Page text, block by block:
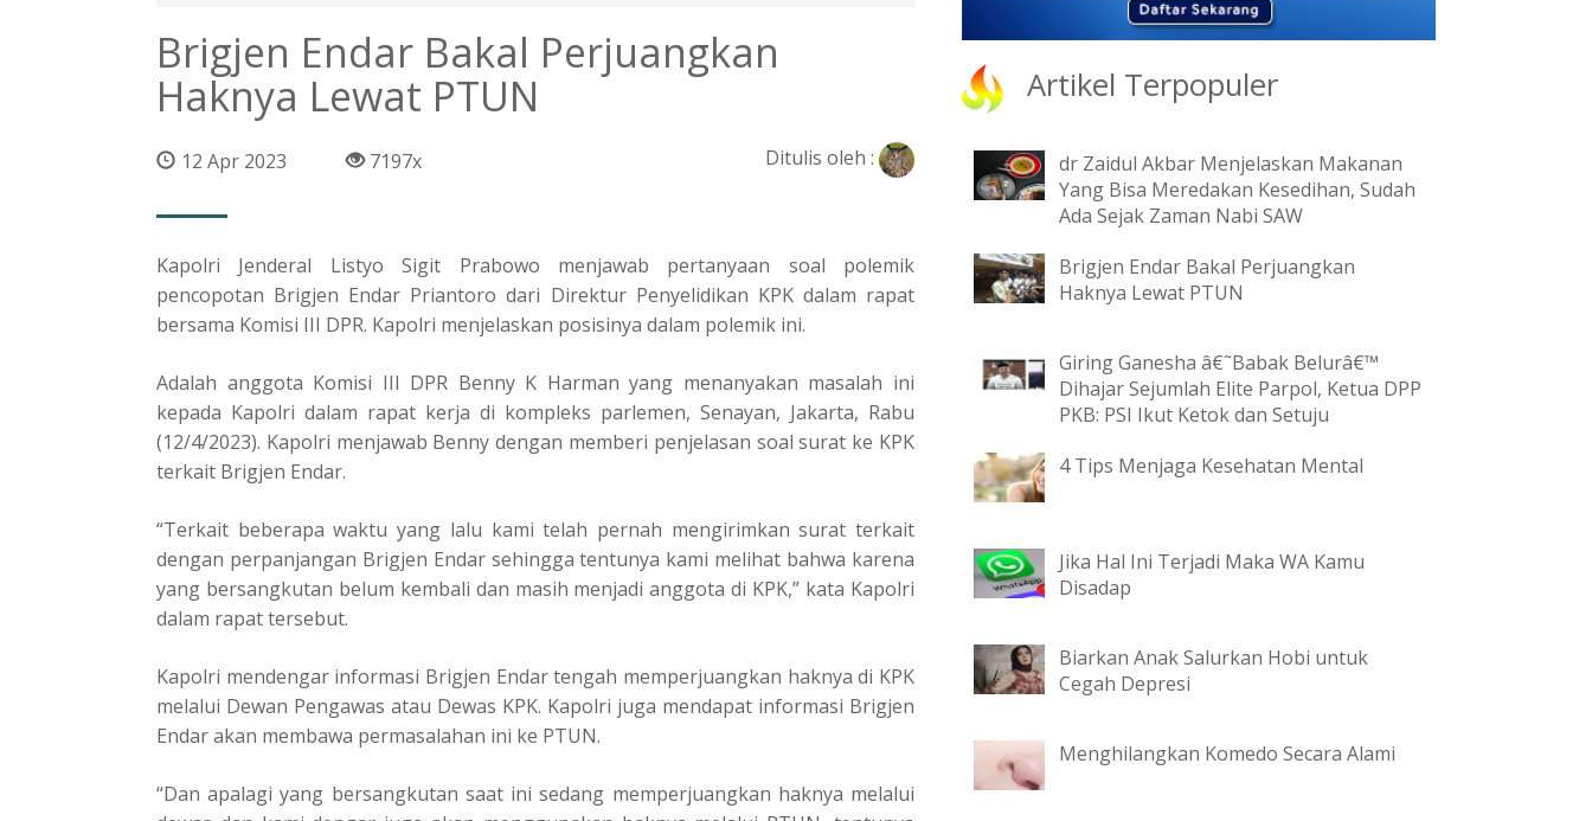
Brigjen Endar Bakal Perjuangkan
Haknya Lewat PTUN
12 Apr 2023 7197x Ditulis oleh :
Kapolri Jenderal Listyo Sigit Prabowo menjawab pertanyaan soal polemik
pencopotan Brigjen Endar Priantoro dari Direktur Penyelidikan KPK dalam rapat
bersama Komisi III DPR. Kapolri menjelaskan posisinya dalam polemik ini.
Adalah anggota Komisi III DPR Benny K Harman yang menanyakan masalah ini
kepada Kapolri dalam rapat kerja di kompleks parlemen, Senayan, Jakarta, Rabu
(12/4/2023). Kapolri menjawab Benny dengan memberi penjelasan soal surat ke KPK
terkait Brigjen Endar.
“Terkait beberapa waktu yang lalu kami telah pernah mengirimkan surat terkait
dengan perpanjangan Brigjen Endar sehingga tentunya kami melihat bahwa karena
yang bersangkutan belum kembali dan masih menjadi anggota di KPK,” kata Kapolri
dalam rapat tersebut.
Kapolri mendengar informasi Brigjen Endar tengah memperjuangkan haknya di KPK
melalui Dewan Pengawas atau Dewas KPK. Kapolri juga mendapat informasi Brigjen
Endar akan membawa permasalahan ini ke PTUN.
“Dan apalagi yang bersangkutan saat ini sedang memperjuangkan haknya melalui
Artikel Terpopuler
dr Zaidul Akbar Menjelaskan Makanan
Yang Bisa Meredakan Kesedihan, Sudah
Ada Sejak Zaman Nabi SAW
Brigjen Endar Bakal Perjuangkan
Haknya Lewat PTUN
Giring Ganesha â€˜Babak Belurâ€™
Dihajar Sejumlah Elite Parpol, Ketua DPP
PKB: PSI Ikut Ketok dan Setuju
4 Tips Menjaga Kesehatan Mental
Jika Hal Ini Terjadi Maka WA Kamu
Disadap
Biarkan Anak Salurkan Hobi untuk
Cegah Depresi
Menghilangkan Komedo Secara Alami